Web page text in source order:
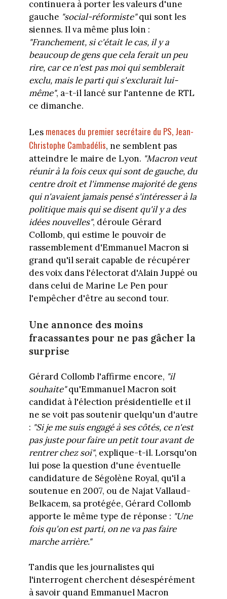
continuera à porter les valeurs d'une
gauche "social-réformiste"qui sont les
siennes. Il va même plus loin :
"Franchement, si c'était le cas, il y a
beaucoup de gens que cela ferait un peu
rire, car ce n'est pas moi qui semblerait
exclu, mais le parti qui s'exclurait lui-
même", a-t-il lancé sur l'antenne de RTL
ce dimanche.
Les menaces du premier secrétaire du PS, Jean-
Christophe Cambadélis, ne semblent pas
atteindre le maire de Lyon. "Macron veut
réunir à la fois ceux qui sont de gauche, du
centre droit et l'immense majorité de gens
qui n'avaient jamais pensé s'intéresser à la
politique mais qui se disent qu'il y a des
idées nouvelles", déroule Gérard
Collomb, qui estime le pouvoir de
rassemblement d'Emmanuel Macron si
grand qu'il serait capable de récupérer
des voix dans l'électorat d'Alain Juppé ou
dans celui de Marine Le Pen pour
l'empêcher d'être au second tour.
Une annonce des moins
fracassantes pour ne pas gâcher la
surprise
Gérard Collomb l'affirme encore, "il
souhaite"qu'Emmanuel Macron soit
candidat à l'élection présidentielle et il
ne se voit pas soutenir quelqu'un d'autre
: "Si je me suis engagé à ses côtés, ce n'est
pas juste pour faire un petit tour avant de
rentrer chez soi", explique-t-il. Lorsqu'on
lui pose la question d'une éventuelle
candidature de Ségolène Royal, qu'il a
soutenue en 2007, ou de Najat Vallaud-
Belkacem, sa protégée, Gérard Collomb
apporte le même type de réponse : "Une
fois qu'on est parti, on ne va pas faire
marche arrière."
Tandis que les journalistes qui
l'interrogent cherchent désespérément
à savoir quand Emmanuel Macron